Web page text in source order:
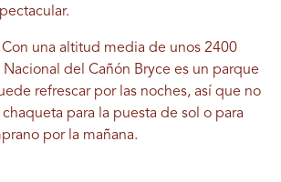
una altitud media de unos 2400
del Cañón Bryce es un parque
refrescar por las noches, así que no
para la puesta de sol o para
por la mañana.